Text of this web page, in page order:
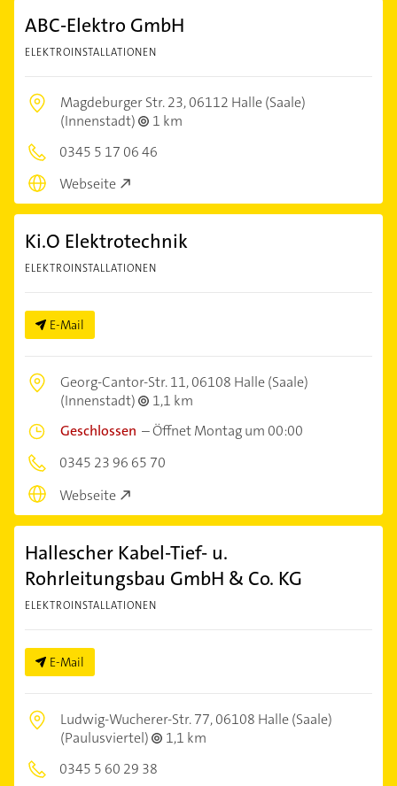
ABC-Elektro GmbH
ELEKTROINSTALLATIONEN
Magdeburger Str. 23,06112 Halle (Saale)
(Innenstadt)
1 km
0345 5 17 06 46
Webseite
Ki.O Elektrotechnik
ELEKTROINSTALLATIONEN
E-Mail
Georg-Cantor-Str. 11,06108 Halle (Saale)
(Innenstadt)
1,1 km
Geschlossen –Öffnet Montag um 00:00
0345 23 96 65 70
Webseite
Hallescher Kabel-Tief- u.
Rohrleitungsbau GmbH & Co. KG
ELEKTROINSTALLATIONEN
E-Mail
Ludwig-Wucherer-Str. 77,06108 Halle (Saale)
(Paulusviertel)
1,1 km
0345 5 60 29 38